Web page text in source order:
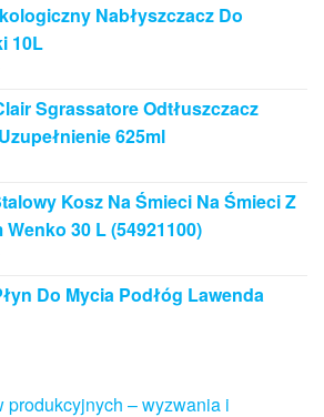
Nabłyszczacz Do
10L
Sgrassatore Odtłuszczacz
625ml
Kosz Na Śmieci Na Śmieci Z
Wenko 30 L (54921100)
Do Mycia Podłóg Lawenda
produkcyjnych – wyzwania i